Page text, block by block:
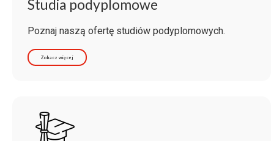
Studia podyplomowe
Poznaj naszą ofertę studiów podyplomowych.
Zobacz więcej